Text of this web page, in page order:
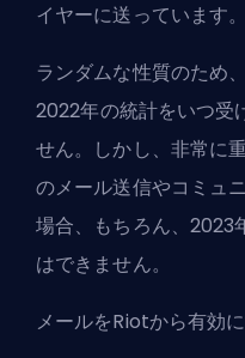
イヤーに送っています。
ランダムな性質のため
2022年の統計をいつ受
せん。しかし、非常に
のメール送信やコミュ
場合、もちろん、2023
はできません。
メールをRiotから有効